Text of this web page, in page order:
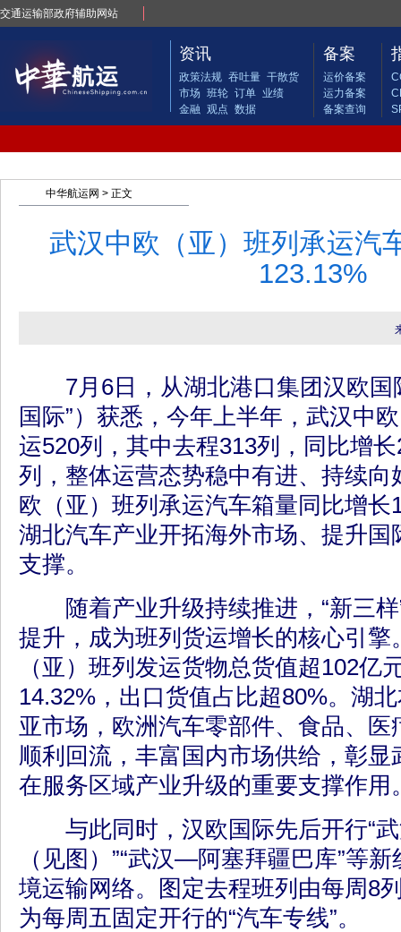
交通运输部政府辅助网站
资讯
政策法规 吞吐量 干散货
市场 班轮 订单 业绩
金融 观点 数据
备案
运价备案
运力备案
备案查询
中华航运网 > 正文
武汉中欧（亚）班列承运汽
123.13%
7月6日，从湖北港口集团汉欧国
国际”）获悉，今年上半年，武汉中
运520列，其中去程313列，同比增
列，整体运营态势稳中有进、持续向
欧（亚）班列承运汽车箱量同比增长
湖北汽车产业开拓海外市场、提升国
支撑。
随着产业升级持续推进，“新三样
提升，成为班列货运增长的核心引擎
（亚）班列发运货物总货值超102亿
14.32%，出口货值占比超80%。湖
亚市场，欧洲汽车零部件、食品、
顺利回流，丰富国内市场供给，彰
在服务区域产业升级的重要支撑作用
与此同时，汉欧国际先后开行“
（见图）”“武汉—阿塞拜疆巴库”等
境运输网络。图定去程班列由每周8
为每周五固定开行的“汽车专线”。